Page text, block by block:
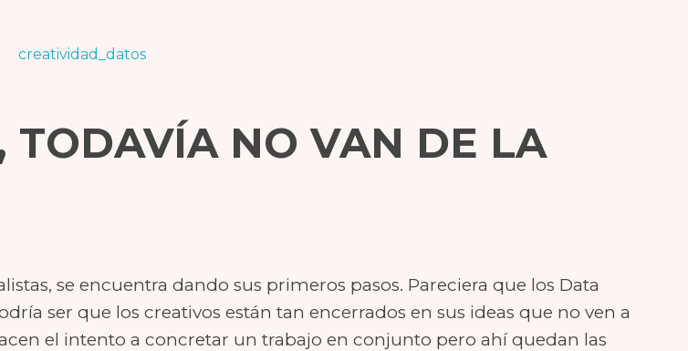
TODAVÍA NO VAN DE LA
se encuentra dando sus primeros pasos. Pareciera que los Data
ser que los creativos están tan encerrados en sus ideas que no ven a
el intento a concretar un trabajo en conjunto pero ahí quedan las